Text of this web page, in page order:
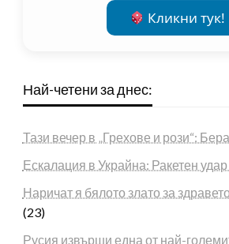
Кликни тук!
Най-четени за днес:
Тази вечер в „Грехове и рози“:
Ескалация в Украйна: Ракетен
Наричат я бялото злато за
(23)
Русия извърши една от най-